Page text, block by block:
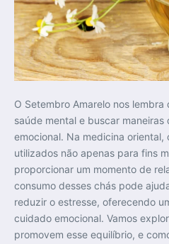
O Setembro Amarelo nos
saúde mental e buscar
emocional. Na medicina oriental,
utilizados não apenas para fins
proporcionar um momento de
consumo desses chás pode
reduzir o estresse, oferecendo
cuidado emocional. Vamos
promovem esse equilíbrio, e